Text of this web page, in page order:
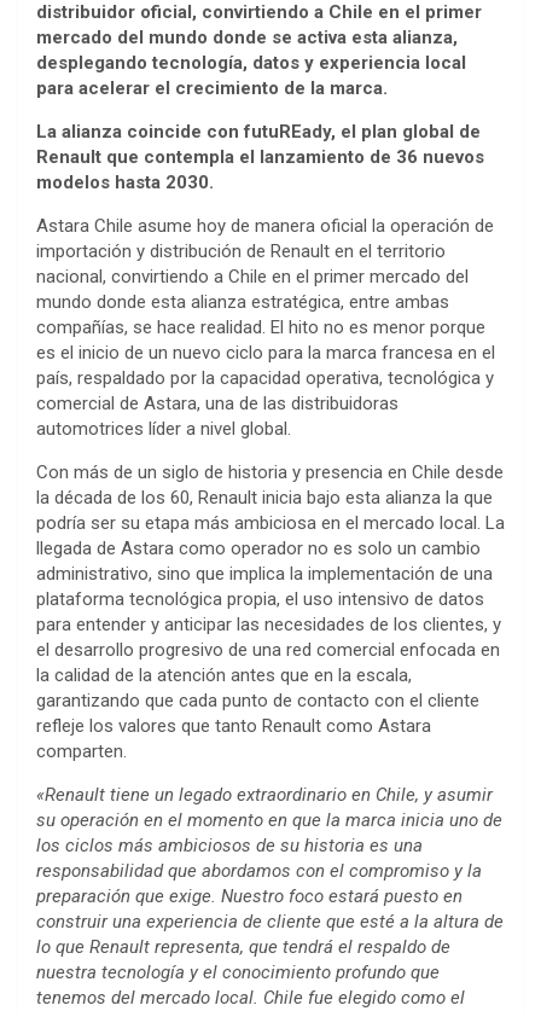
distribuidor oficial, convirtiendo a Chile en el primer
mercado del mundo donde se activa esta alianza,
desplegando tecnología, datos y experiencia local
para acelerar el crecimiento de la marca.
La alianza coincide con futuREady, el plan global de
Renault que contempla el lanzamiento de 36 nuevos
modelos hasta 2030.
Astara Chile asume hoy de manera oficial la operación de
importación y distribución de Renault en el territorio
nacional, convirtiendo a Chile en el primer mercado del
mundo donde esta alianza estratégica, entre ambas
compañías, se hace realidad. El hito no es menor porque
es el inicio de un nuevo ciclo para la marca francesa en el
país, respaldado por la capacidad operativa, tecnológica y
comercial de Astara, una de las distribuidoras
automotrices líder a nivel global.
Con más de un siglo de historia y presencia en Chile desde
la década de los 60, Renault inicia bajo esta alianza la que
podría ser su etapa más ambiciosa en el mercado local. La
llegada de Astara como operador no es solo un cambio
administrativo, sino que implica la implementación de una
plataforma tecnológica propia, el uso intensivo de datos
para entender y anticipar las necesidades de los clientes, y
el desarrollo progresivo de una red comercial enfocada en
la calidad de la atención antes que en la escala,
garantizando que cada punto de contacto con el cliente
refleje los valores que tanto Renault como Astara
comparten.
«Renault tiene un legado extraordinario en Chile, y asumir
su operación en el momento en que la marca inicia uno de
los ciclos más ambiciosos de su historia es una
responsabilidad que abordamos con el compromiso y la
preparación que exige. Nuestro foco estará puesto en
construir una experiencia de cliente que esté a la altura de
lo que Renault representa, que tendrá el respaldo de
nuestra tecnología y el conocimiento profundo que
tenemos del mercado local. Chile fue elegido como el